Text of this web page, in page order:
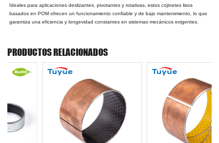
Ideales para aplicaciones deslizantes, pivotantes y rotativas, estos cojinetes lisos
basados en POM ofrecen un funcionamiento confiable y de bajo mantenimiento, lo que
garantiza una eficiencia y longevidad constantes en sistemas mecánicos exigentes.
PRODUCTOS RELACIONADOS